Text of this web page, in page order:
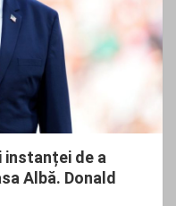
instanței de a
Albă. Donald